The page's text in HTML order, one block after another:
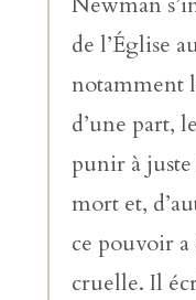
de l’Église
notamment
d’une part,
punir à
mort et,
ce pouvoir
cruelle. Il